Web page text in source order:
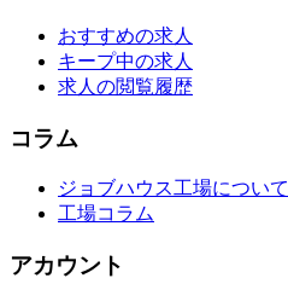
おすすめの求人
キープ中の求人
求人の閲覧履歴
コラム
ジョブハウス工場について
工場コラム
アカウント